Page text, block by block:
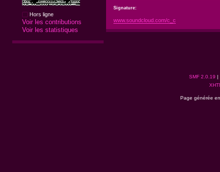
Hors ligne
Voir les contributions
Voir les statistiques
Signature:
www.soundcloud.com/c_c
SMF 2.0.19 |
Page générée